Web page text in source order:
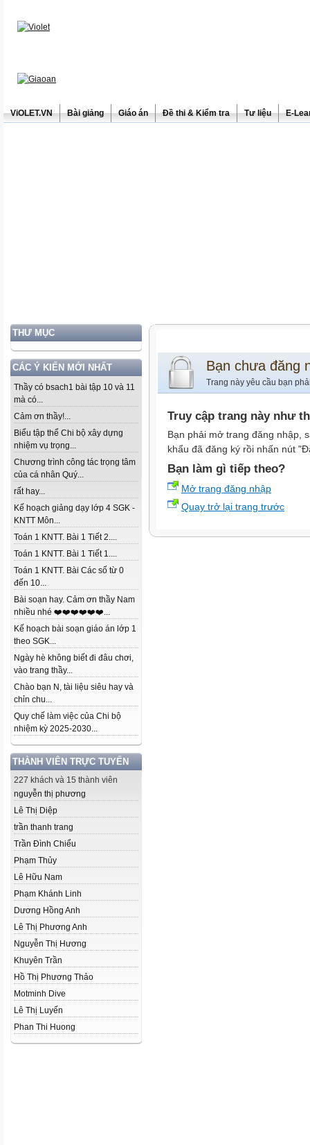
ViOLET.VN Bài giảng Giáo án Đề thi & Kiểm tra Tư liệu E-
THƯ MỤC
CÁC Ý KIẾN MỚI NHẤT
Thầy có bsach1 bài tập 10 và 11
mà có...
Cảm ơn thầy!...
Biểu tập thể Chi bộ xây dựng
nhiệm vụ trọng...
Chương trình công tác trọng tâm
của cá nhân Quý...
rất hay...
Kế hoạch giảng dạy lớp 4 SGK -
KNTT Môn...
Toán 1 KNTT. Bài 1 Tiết 2....
Toán 1 KNTT. Bài 1 Tiết 1....
Toán 1 KNTT. Bài Các số từ 0
đến 10...
Bài soạn hay. Cảm ơn thầy Nam
nhiều nhé ❤️❤️❤️❤️❤️❤️...
Kế hoạch bài soạn giáo án lớp 1
theo SGK...
Ngày hè không biết đi đâu chơi,
vào trang thầy...
Chào bạn N, tài liệu siêu hay và
chỉn chu...
Quy chế làm việc của Chi bộ
nhiệm kỳ 2025-2030...
THÀNH VIÊN TRỰC TUYẾN
227 khách và 15 thành viên
nguyễn thị phương
Lê Thị Diệp
trần thanh trang
Trần Đình Chiểu
Phạm Thủy
Lê Hữu Nam
Phạm Khánh Linh
Dương Hồng Anh
Lê Thị Phương Anh
Nguyễn Thị Hương
Khuyên Trần
Hồ Thị Phương Thảo
Motminh Dive
Lê Thị Luyến
Phan Thi Huong
Bạn chưa đăng
Trang này yêu cầu bạn
Truy cập trang này như
Bạn phải mở trang đăng nhập,
khẩu đã đăng ký rồi nhấn nút
Bạn làm gì tiếp theo?
Mở trang đăng nhập
Quay trở lại trang trước